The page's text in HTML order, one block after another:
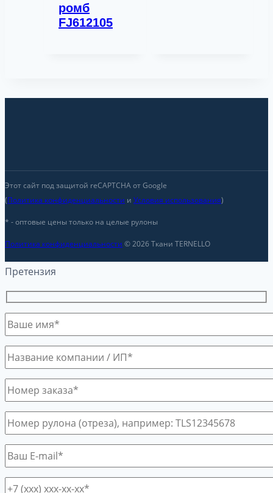
ромб
FJ612105
Этот сайт под защитой reCAPTCHA от Google
(Политика конфиденциальности и Условия использования)
* - оптовые цены только на целые рулоны
Политика конфиденциальности © 2026 Ткани TERNELLO
Претензия